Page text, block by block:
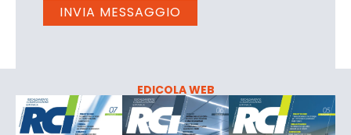
EDICOLA WEB